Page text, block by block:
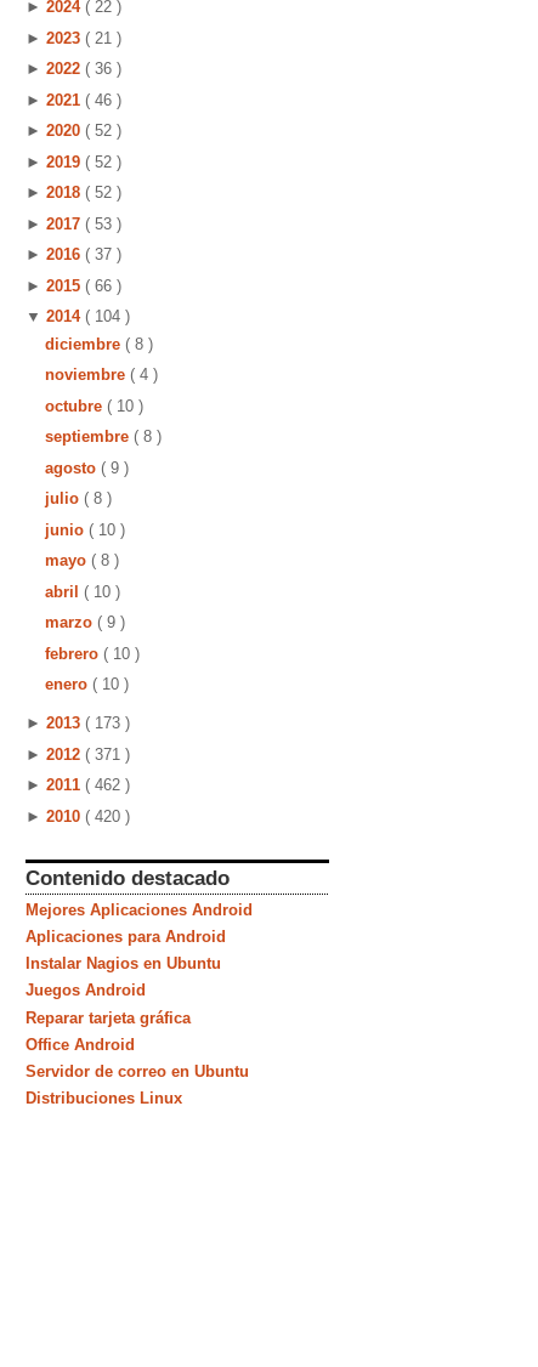
► 2024 ( 22 )
► 2023 ( 21 )
► 2022 ( 36 )
► 2021 ( 46 )
► 2020 ( 52 )
► 2019 ( 52 )
► 2018 ( 52 )
► 2017 ( 53 )
► 2016 ( 37 )
► 2015 ( 66 )
▼ 2014 ( 104 )
diciembre ( 8 )
noviembre ( 4 )
octubre ( 10 )
septiembre ( 8 )
agosto ( 9 )
julio ( 8 )
junio ( 10 )
mayo ( 8 )
abril ( 10 )
marzo ( 9 )
febrero ( 10 )
enero ( 10 )
► 2013 ( 173 )
► 2012 ( 371 )
► 2011 ( 462 )
► 2010 ( 420 )
Contenido destacado
Mejores Aplicaciones Android
Aplicaciones para Android
Instalar Nagios en Ubuntu
Juegos Android
Reparar tarjeta gráfica
Office Android
Servidor de correo en Ubuntu
Distribuciones Linux